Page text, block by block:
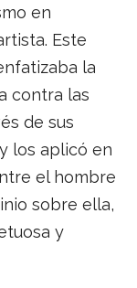
en
Este
la
contra las
de sus
los aplicó en
el hombre
sobre ella,
y